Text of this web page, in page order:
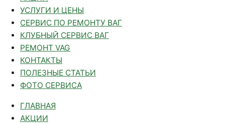
УСЛУГИ И ЦЕНЫ
СЕРВИС ПО РЕМОНТУ ВАГ
КЛУБНЫЙ СЕРВИС ВАГ
РЕМОНТ VAG
КОНТАКТЫ
ПОЛЕЗНЫЕ СТАТЬИ
ФОТО СЕРВИСА
ГЛАВНАЯ
АКЦИИ